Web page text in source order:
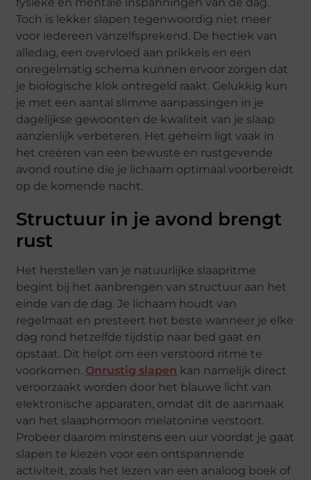
fysieke en mentale inspanningen van de dag.
Toch is lekker slapen tegenwoordig niet meer
voor iedereen vanzelfsprekend. De hectiek van
alledag, een overvloed aan prikkels en een
onregelmatig schema kunnen ervoor zorgen dat
je biologische klok ontregeld raakt. Gelukkig kun
je met een aantal slimme aanpassingen in je
dagelijkse gewoonten de kwaliteit van je slaap
aanzienlijk verbeteren. Het geheim ligt vaak in
het creëren van een bewuste en rustgevende
avond routine die je lichaam optimaal voorbereidt
op de komende nacht.
Structuur in je avond brengt
rust
Het herstellen van je natuurlijke slaapritme
begint bij het aanbrengen van structuur aan het
einde van de dag. Je lichaam houdt van
regelmaat en presteert het beste wanneer je elke
dag rond hetzelfde tijdstip naar bed gaat en
opstaat. Dit helpt om een verstoord ritme te
voorkomen. Onrustig slapen kan namelijk direct
veroorzaakt worden door het blauwe licht van
elektronische apparaten, omdat dit de aanmaak
van het slaaphormoon melatonine verstoort.
Probeer daarom minstens een uur voordat je gaat
slapen te kiezen voor een ontspannende
activiteit, zoals het lezen van een analoog boek of